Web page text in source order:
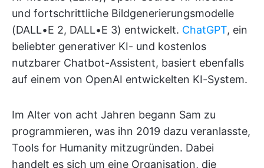
und fortschrittliche Bildgenerierungsmodelle
(DALL•E 2, DALL•E 3) entwickelt. ChatGPT, ein
beliebter generativer KI- und kostenlos
nutzbarer Chatbot-Assistent, basiert ebenfalls
auf einem von OpenAI entwickelten KI-System.
Im Alter von acht Jahren begann Sam zu
programmieren, was ihn 2019 dazu veranlasste,
Tools for Humanity mitzugründen. Dabei
handelt es sich um eine Organisation, die